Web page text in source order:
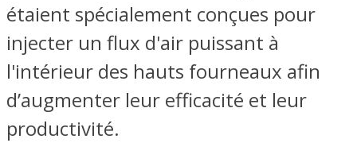
étaient spécialement conçues pour
injecter un flux d'air puissant à
l'intérieur des hauts fourneaux afin
d’augmenter leur efficacité et leur
productivité.